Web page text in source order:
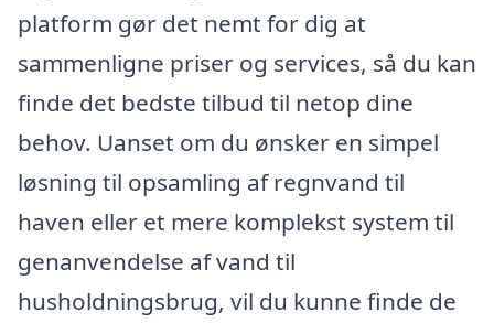
platform gør det nemt for dig at
sammenligne priser og services, så du kan
finde det bedste tilbud til netop dine
behov. Uanset om du ønsker en simpel
løsning til opsamling af regnvand til
haven eller et mere komplekst system til
genanvendelse af vand til
husholdningsbrug, vil du kunne finde de